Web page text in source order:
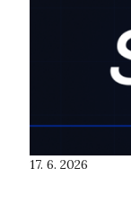
17. 6. 2026